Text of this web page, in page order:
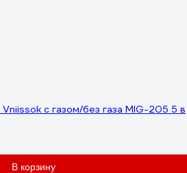
с газом/без газа MIG-205 5 в
В корзину